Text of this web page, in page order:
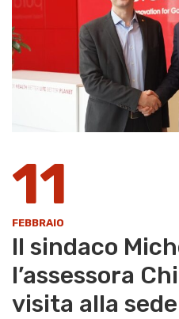
11
FEBBRAIO
Il sindaco
l’assessora
visita alla